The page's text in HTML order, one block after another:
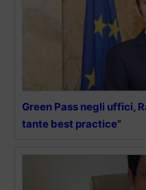
Green Pass negli uffici,
tante best practice”